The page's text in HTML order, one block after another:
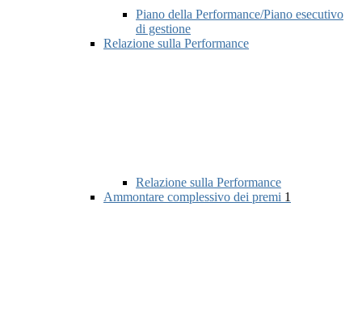
Piano della Performance/Piano esecutivo
di gestione
Relazione sulla Performance
Relazione sulla Performance
Ammontare complessivo dei premi 1